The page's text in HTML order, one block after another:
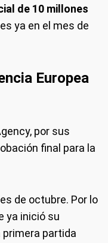
de 10 millones
ya en el mes de
Europea
por sus
final para la
de octubre. Por lo
ya inició su
partida